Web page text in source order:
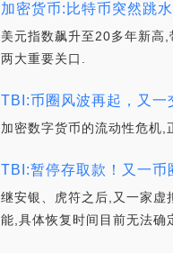
加密货币:比特币突然跳
美元指数飙升至20多年新高
两大重要关口.
TBI:币圈风波再起，又
加密数字货币的流动性危机,
TBI:暂停存取款！又一
继安银、虎符之后,又一家
能,具体恢复时间目前无法确